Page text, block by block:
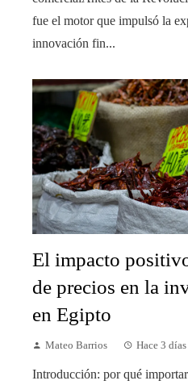
fue el motor que impulsó la
innovación fin...
El impacto
de precios en la
en Egipto
Mateo Barrios Hace 3 días
Introducción: por qué